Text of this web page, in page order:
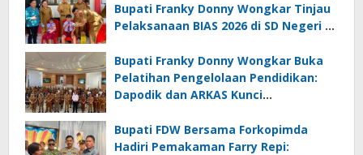
Bupati Franky Donny Wongkar Tinjau
Pelaksanaan BIAS 2026 di SD Negeri 2
Bupati Franky Donny Wongkar Buka
Pelatihan Pengelolaan Pendidikan:
Dapodik dan ARKAS Kunci
Minahasa Selatan
Bupati FDW Bersama Forkopimda
Hadiri Pemakaman Farry Repi: